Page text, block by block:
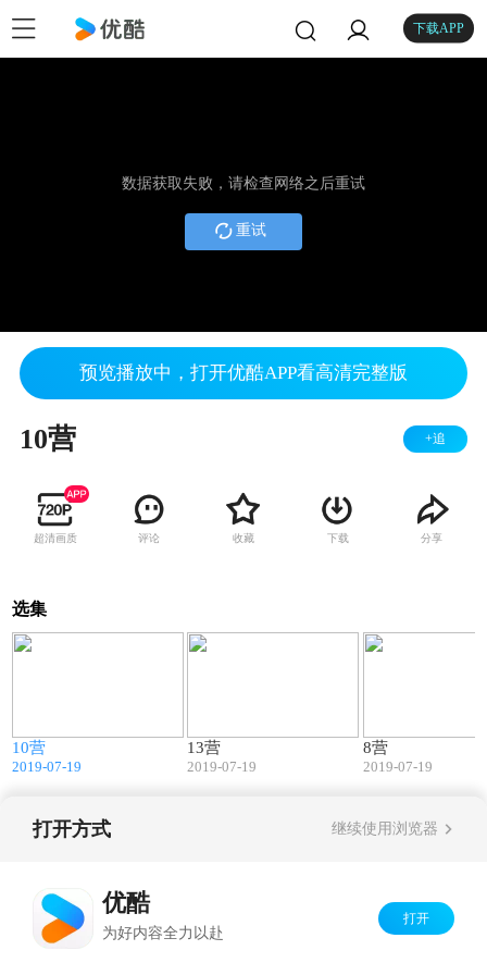
下载APP
数据获取失败，请检查网络之后重试
重试
预览播放中，打开优酷APP看高清完整版
10营 +追
超清画质 评论 收藏 下载 分享
选集
10营
2019-07-19
13营
2019-07-19
8营
2019-07-19
打开方式 继续使用浏览器
优酷
为好内容全力以赴
打开